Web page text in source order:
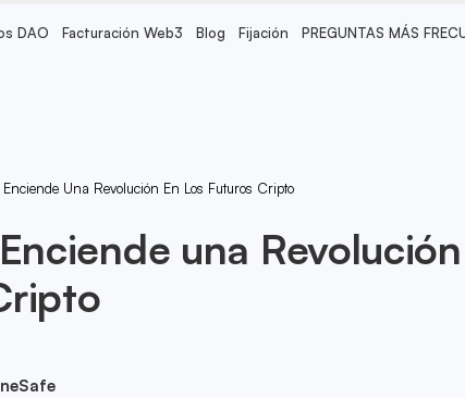
DAO Facturación Web3 Blog Fijación PREGUNTAS MÁS
Enciende Una Revolución En Los Futuros Cripto
una Revolución